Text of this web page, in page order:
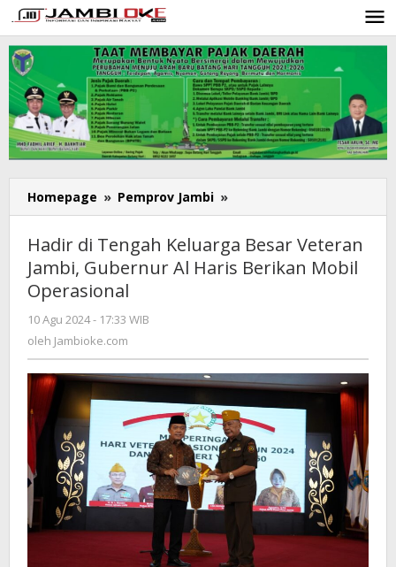
Lewati
ke
konten
Homepage » Pemprov Jambi »
di
Keluarga
Besar
Haris
Berikan
Mobil
Operasional
Hadir di Tengah Keluarga Besar Veteran
Jambi, Gubernur Al Haris Berikan Mobil
Operasional
10 Agu 2024 - 17:33 WIB
oleh Jambioke.com